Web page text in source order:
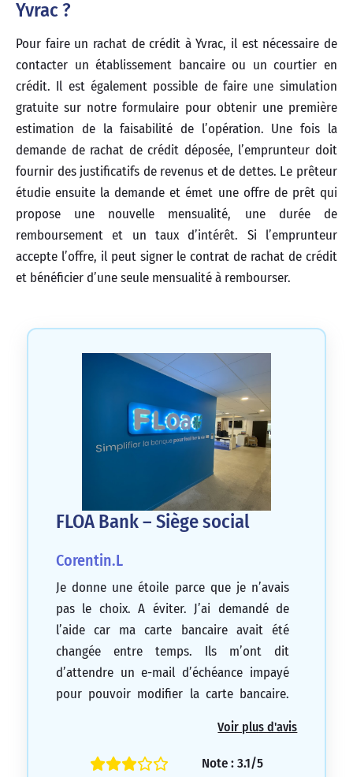
Yvrac ?
Pour faire un rachat de crédit à Yvrac, il est nécessaire de
contacter un établissement bancaire ou un courtier en
crédit. Il est également possible de faire une simulation
gratuite sur notre formulaire pour obtenir une première
estimation de la faisabilité de l’opération. Une fois la
demande de rachat de crédit déposée, l’emprunteur doit
fournir des justificatifs de revenus et de dettes. Le prêteur
étudie ensuite la demande et émet une offre de prêt qui
propose une nouvelle mensualité, une durée de
remboursement et un taux d’intérêt. Si l’emprunteur
accepte l’offre, il peut signer le contrat de rachat de crédit
et bénéficier d’une seule mensualité à rembourser.
FLOA Bank – Siège social
Corentin.L
Je donne une étoile parce que je n’avais
pas le choix. A éviter. J’ai demandé de
l’aide car ma carte bancaire avait été
changée entre temps. Ils m’ont dit
d’attendre un e-mail d’échéance impayé
pour pouvoir modifier la carte bancaire.
de régler la totalité. J’ai donc réglé la
totalité. Quelques jours plus tard, j’ai reçu
Voir plus d'avis
Note : 3.1/5